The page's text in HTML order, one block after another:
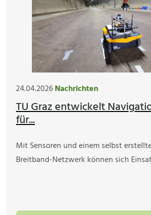
24.04.2026Nachrichten
TU Graz entwickelt
für...
Mit Sensoren und einem selbst
Breitband-Netzwerk können sich